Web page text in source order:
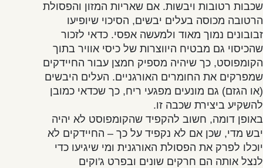
שכבות רטובות ויבשות. אם שאריות המזון והפסולת
הרטובה מכוסה בעלים יבשים, הסיכוי שיופיעו
זבובונים נמוך מאוד ולמעשה אפסי. כדאי לזכור
שהכיסוי גם מבטיח היווצרות של כיסי אוויר בתוך
הקומפוסט, כך שיהיה מספיק חמצן עבור החיידקים
שמפרקים את החומרים האורגניים. העלים היבשים
(או הגזם) גם מונעים מפגעי ריח, כך שכדאי כמובן
להשקיע ביצירת שכבה זו.
באופן דומה, חשוב להקפיד שהקומפוסט לא יהיה
יבש מדי, שכן אם לא נקפיד על כך – החיידקים לא
יוכלו לפרק את הפסולת האורגנית ומי שיגיעו כדי
לנצל אותה הם חרקים שונים ובפרט ג'וקים